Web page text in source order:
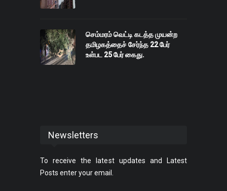
செம்மரம் வெட்டி கடத்த முயன்ற
தமிழகத்தைச் சேர்ந்த 22 பேர்
உள்பட 25 பேர் கைது.
Newsletters
To receive the latest updates and Latest
Posts enter your email.